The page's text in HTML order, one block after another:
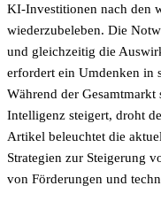
KI-Investitionen nach den
wiederzubeleben. Die
und gleichzeitig die
erfordert ein Umdenken in
Während der
Intelligenz steigert, droht
Artikel beleuchtet die
Strategien zur Steigerung
von Förderungen und